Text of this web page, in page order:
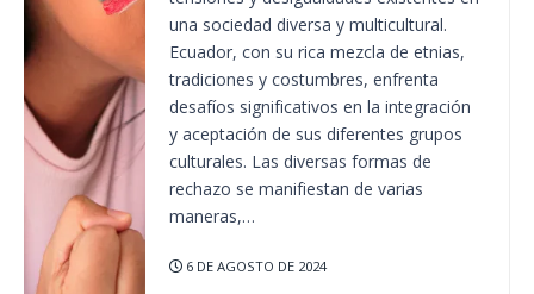
una sociedad diversa y multicultural.
Ecuador, con su rica mezcla de etnias,
tradiciones y costumbres, enfrenta
desafíos significativos en la integración
y aceptación de sus diferentes grupos
culturales. Las diversas formas de
rechazo se manifiestan de varias
maneras,…
6 DE AGOSTO DE 2024